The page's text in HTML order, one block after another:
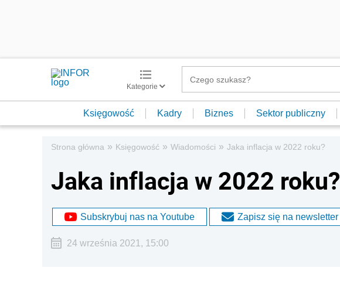
Kategorie
Księgowość Kadry Biznes Sektor publiczny
Strona główna » Księgowość » Wiadomości » Jaka inflacja w 2022 roku?
Jaka inflacja w 2022 roku?
Subskrybuj nas na Youtube Zapisz się na newsletter
24 września 2021, 15:00